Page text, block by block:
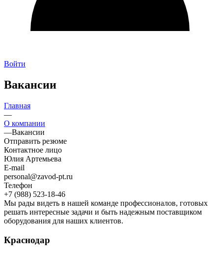
Войти
Вакансии
Главная
—
О компании
—Вакансии
Отправить резюме
Контактное лицо
Юлия Артемьева
E-mail
personal@zavod-pt.ru
Телефон
+7 (988) 523-18-46
Мы рады видеть в нашей команде профессионалов, готовых
решать интересные задачи и быть надежным поставщиком
оборудования для наших клиентов.
Краснодар